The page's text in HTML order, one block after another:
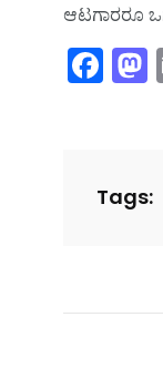
ಆಟಗಾರರೂ
Tags: